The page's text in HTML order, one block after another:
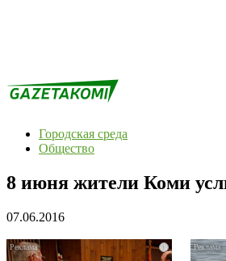
Городская среда
Общество
8 июня жители Коми
07.06.2016
i